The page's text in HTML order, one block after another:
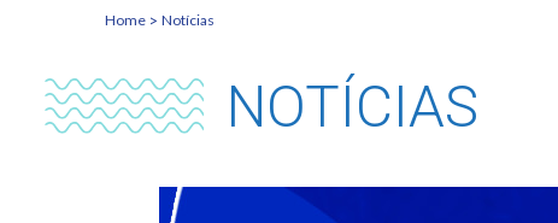
Home Notícias
NOTÍCIAS